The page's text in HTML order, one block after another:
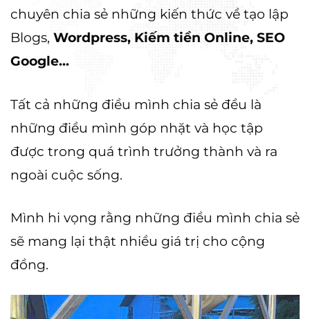
chuyên chia sẻ những kiến thức về tạo lập
Blogs, Wordpress, Kiếm tiền Online, SEO
Google...
Tất cả những điều mình chia sẻ đều là
những điều mình góp nhặt và học tập
được trong quá trình trưởng thành và ra
ngoài cuộc sống.
Mình hi vọng rằng những điều mình chia sẻ
sẽ mang lại thật nhiều giá trị cho cộng
đồng.